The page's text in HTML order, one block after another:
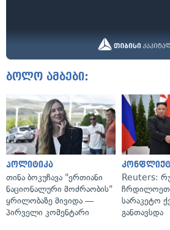
ბოლო ამბები:
პოლიტიკა
თინა ბოკუჩავა "ერთიანი
ნაციონალური მოძრაობის"
ყრილობაზე მივიდა —
პირველი კომენტარი
Reuters:
ჩრდილოეთ
სარაკეტო
განთავსდა